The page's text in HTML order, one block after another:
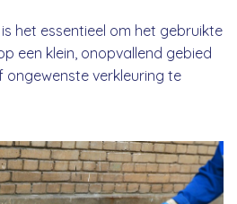
het essentieel om het gebruikte
een klein, onopvallend gebied
verkleuring te